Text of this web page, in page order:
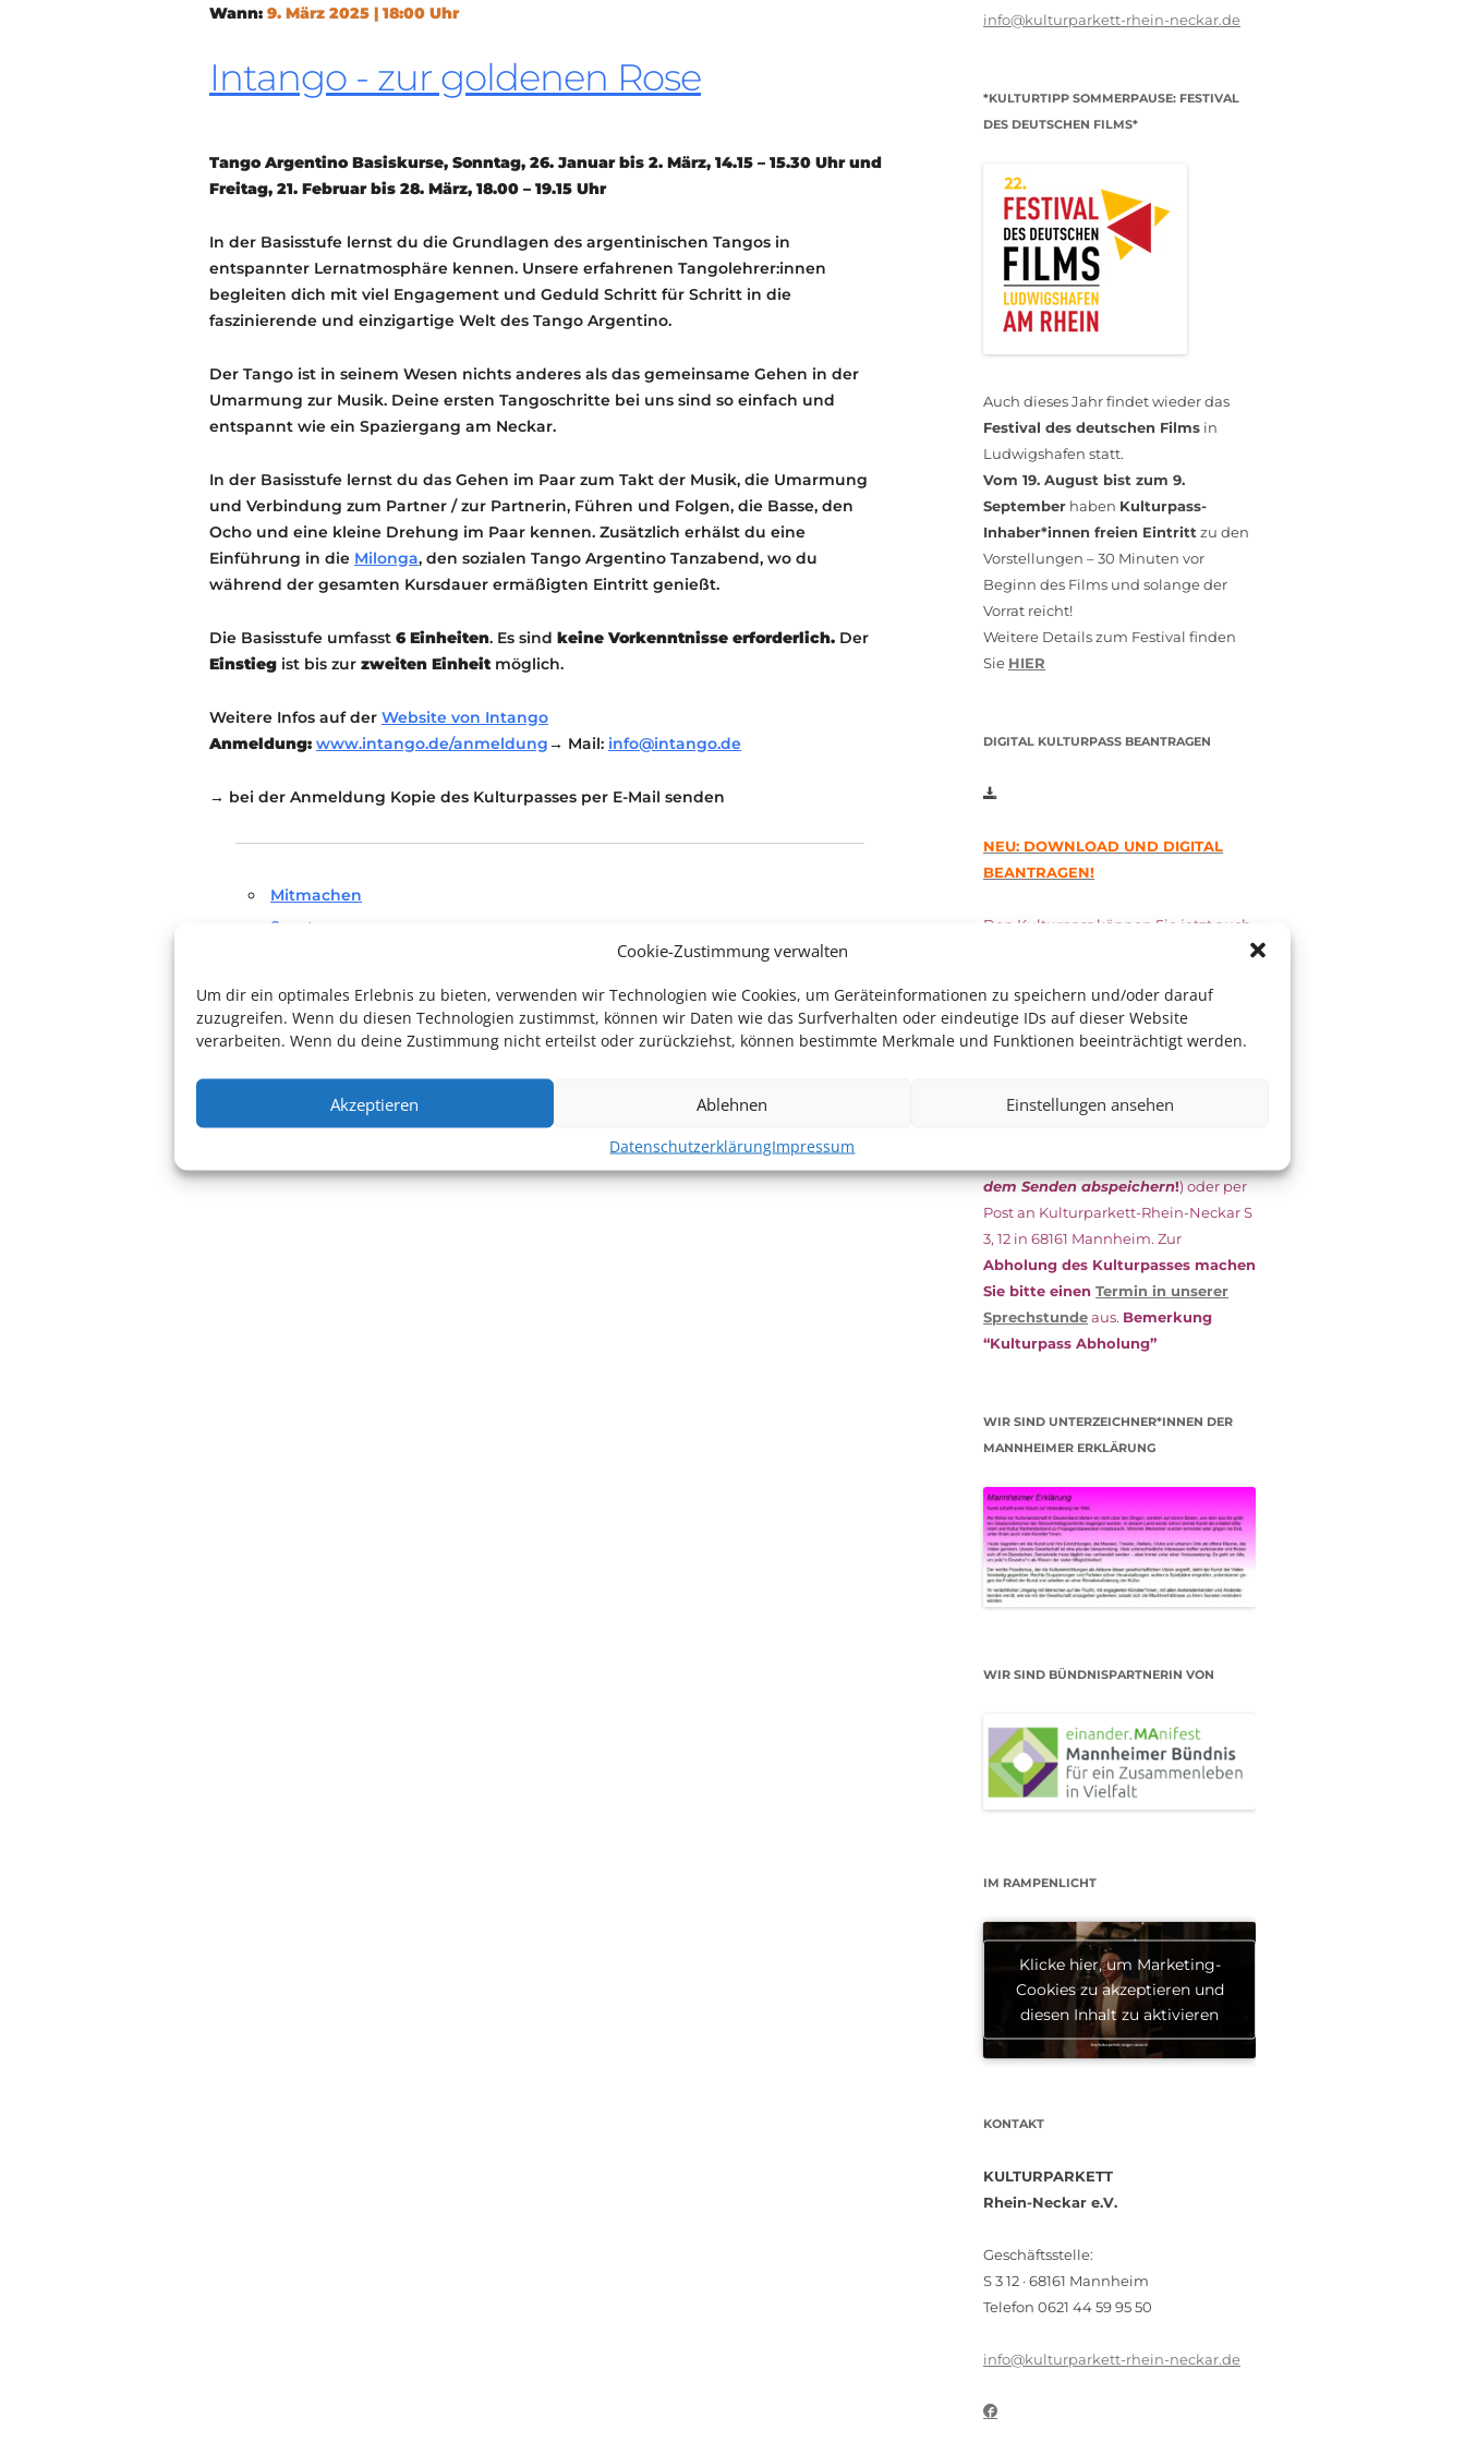
Cookie-Zustimmung verwalten
Um dir ein optimales Erlebnis zu bieten, verwenden wir Technologien wie Cookies, um Geräteinformationen zu speichern und/oder darauf
zuzugreifen. Wenn du diesen Technologien zustimmst, können wir Daten wie das Surfverhalten oder eindeutige IDs auf dieser Website
verarbeiten. Wenn du deine Zustimmung nicht erteilst oder zurückziehst, können bestimmte Merkmale und Funktionen beeinträchtigt werden.
Akzeptieren Ablehnen Einstellungen ansehen
DatenschutzerklärungImpressum
TRANSPARENZ
BEANTRAGEN
Wann: 9. März 2025 | 18:00 Uhr
Intango - zur goldenen Rose
Tango Argentino Basiskurse, Sonntag, 26. Januar bis 2. März, 14.15 – 15.30 Uhr und
Freitag, 21. Februar bis 28. März, 18.00 – 19.15 Uhr
In der Basisstufe lernst du die Grundlagen des argentinischen Tangos in
entspannter Lernatmosphäre kennen. Unsere erfahrenen Tangolehrer:innen
begleiten dich mit viel Engagement und Geduld Schritt für Schritt in die
faszinierende und einzigartige Welt des Tango Argentino.
Der Tango ist in seinem Wesen nichts anderes als das gemeinsame Gehen in der
Umarmung zur Musik. Deine ersten Tangoschritte bei uns sind so einfach und
entspannt wie ein Spaziergang am Neckar.
In der Basisstufe lernst du das Gehen im Paar zum Takt der Musik, die Umarmung
und Verbindung zum Partner / zur Partnerin, Führen und Folgen, die Basse, den
Ocho und eine kleine Drehung im Paar kennen. Zusätzlich erhälst du eine
Einführung in die Milonga, den sozialen Tango Argentino Tanzabend, wo du
während der gesamten Kursdauer ermäßigten Eintritt genießt.
Die Basisstufe umfasst 6 Einheiten. Es sind keine Vorkenntnisse erforderlich. Der
Einstieg ist bis zur zweiten Einheitmöglich.
Weitere Infos auf der Website von Intango
Anmeldung: www.intango.de/anmeldung→ Mail: info@intango.de
→ bei der Anmeldung Kopie des Kulturpasses per E-Mail senden
Mitmachen
Sport
Workshop
info@kulturparkett-rhein-neckar.de
*KULTURTIPP SOMMERPAUSE: FESTIVAL
DES DEUTSCHEN FILMS*
Auch dieses Jahr findet wieder das
Festival des deutschen Films in
Ludwigshafen statt.
Vom 19. August bist zum 9.
September haben Kulturpass-
Inhaber*innen freien Eintritt zu den
Vorstellungen – 30 Minuten vor
Beginn des Films und solange der
Vorrat reicht!
Weitere Details zum Festival finden
Sie HIER
DIGITAL KULTURPASS BEANTRAGEN
NEU: DOWNLOAD UND DIGITAL
BEANTRAGEN!
Den Kulturpass können Sie jetzt auch
esunterschriebenzusammen mit
dem aktuellen
(Bürgergeld/
das Kulturparkett zurück: Per E-Mail
dem Senden abspeichern!) oder per
Post an Kulturparkett-Rhein-Neckar S
3, 12 in 68161 Mannheim. Zur
Abholung des Kulturpasses machen
Sie bitte einen Termin in unserer
Sprechstundeaus. Bemerkung
“Kulturpass Abholung”
WIR SIND UNTERZEICHNER*INNEN DER
MANNHEIMER ERKLÄRUNG
WIR SIND BÜNDNISPARTNERIN VON
IM RAMPENLICHT
Klicke hier, um Marketing-
Cookies zu akzeptieren und
diesen Inhalt zu aktivieren
KONTAKT
KULTURPARKETT
Rhein-Neckar e.V.
Geschäftsstelle:
S 3 12 · 68161 Mannheim
Telefon 0621 44 59 95 50
info@kulturparkett-rhein-neckar.de